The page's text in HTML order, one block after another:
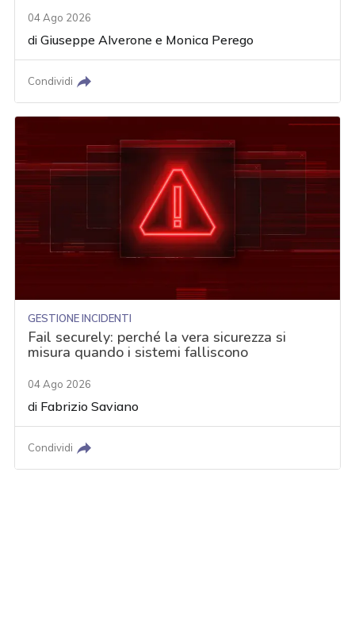
04 Ago 2026
diGiuseppe Alverone e Monica Perego
Condividi
GESTIONE INCIDENTI
Fail securely: perché la vera sicurezza si
misura quando i sistemi falliscono
04 Ago 2026
di Fabrizio Saviano
Condividi